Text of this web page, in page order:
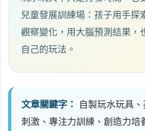
兒童發展訓練場：孩子用手探
觀察變化，用大腦預測結果，
自己的玩法。
文章關鍵字：
自製玩水玩具
刺激、專注力訓練、創造力培